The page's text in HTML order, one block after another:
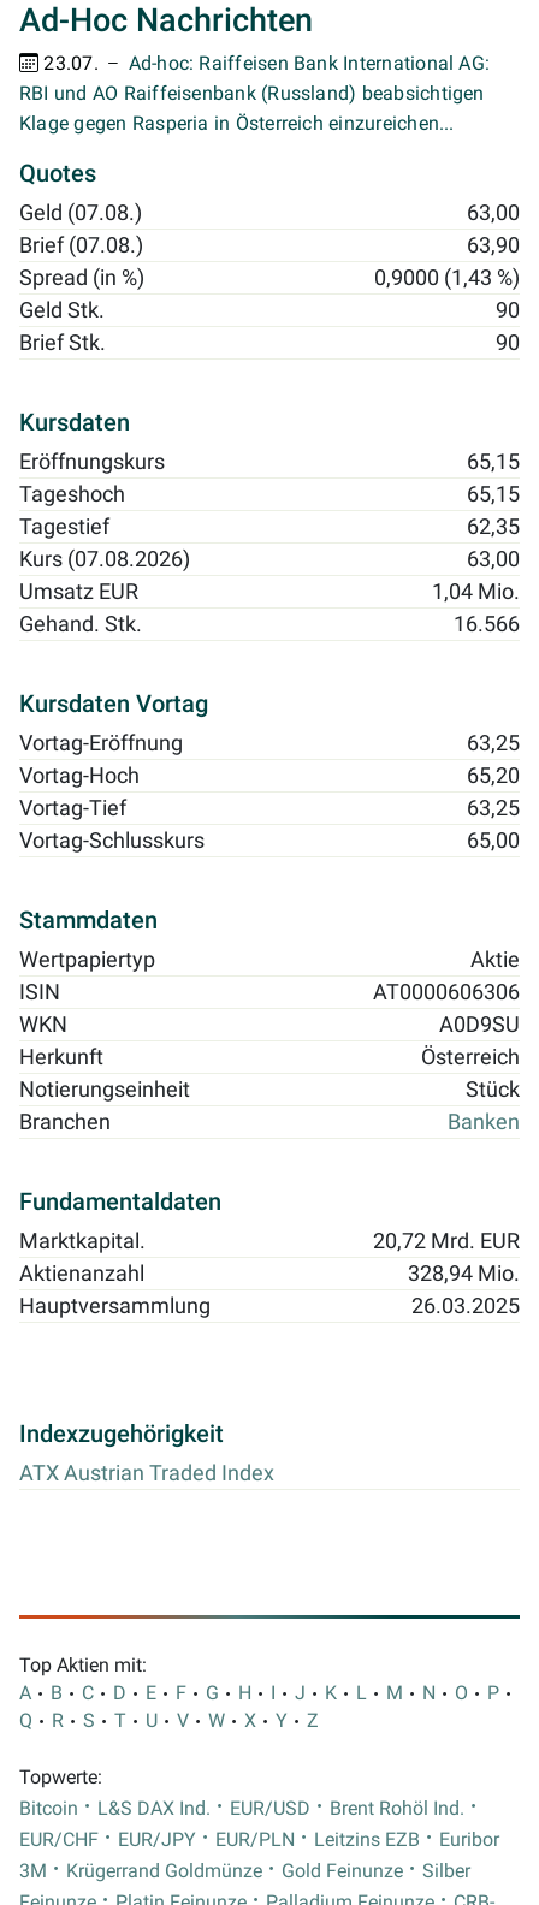
Ad-Hoc Nachrichten
23.07.
Ad-hoc: Raiffeisen Bank International AG:
RBI und AO Raiffeisenbank (Russland) beabsichtigen
Klage gegen Rasperia in Österreich einzureichen...
Quotes
Geld (07.08.)
63,00
Brief (07.08.)
63,90
Spread (in %)
0,9000 (1,43 %)
Geld Stk.
90
Brief Stk.
90
Kursdaten
Eröffnungskurs
65,15
Tageshoch
65,15
Tagestief
62,35
Kurs (07.08.2026)
63,00
Umsatz EUR
1,04 Mio.
Gehand. Stk.
16.566
Kursdaten Vortag
Vortag-Eröffnung
63,25
Vortag-Hoch
65,20
Vortag-Tief
63,25
Vortag-Schlusskurs
65,00
Stammdaten
Wertpapiertyp
Aktie
ISIN
AT0000606306
WKN
A0D9SU
Herkunft
Österreich
Notierungseinheit
Stück
Branchen
Banken
Fundamentaldaten
Marktkapital.
20,72 Mrd. EUR
Aktienanzahl
328,94 Mio.
Hauptversammlung
26.03.2025
Indexzugehörigkeit
ATX Austrian Traded Index
Top Aktien mit:
A
B C D E F G H I J K L M N O
P
Q
R S T U V W X Y Z
Topwerte:
Bitcoin
L&S DAX Ind. EUR/USD
Brent Rohöl Ind.
EUR/CHF
EUR/JPY EUR/PLN Leitzins EZB
Euribor
3M
Krügerrand Goldmünze Gold Feinunze
Silber